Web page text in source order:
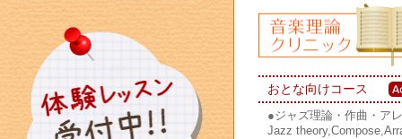
おとな向けコース
●ジャズ理論・作曲・ア
Jazz